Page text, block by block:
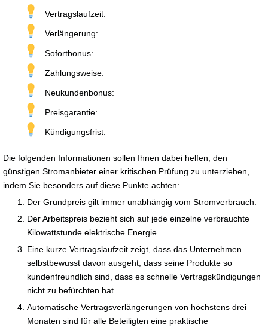
Vertragslaufzeit:
Verlängerung:
Sofortbonus:
Zahlungsweise:
Neukundenbonus:
Preisgarantie:
Kündigungsfrist:
Die folgenden Informationen sollen Ihnen dabei helfen, den
günstigen Stromanbieter einer kritischen Prüfung zu unterziehen,
indem Sie besonders auf diese Punkte achten:
Der Grundpreis gilt immer unabhängig vom Stromverbrauch.
Der Arbeitspreis bezieht sich auf jede einzelne verbrauchte
Kilowattstunde elektrische Energie.
Eine kurze Vertragslaufzeit zeigt, dass das Unternehmen
selbstbewusst davon ausgeht, dass seine Produkte so
kundenfreundlich sind, dass es schnelle Vertragskündigungen
nicht zu befürchten hat.
Automatische Vertragsverlängerungen von höchstens drei
Monaten sind für alle Beteiligten eine praktische